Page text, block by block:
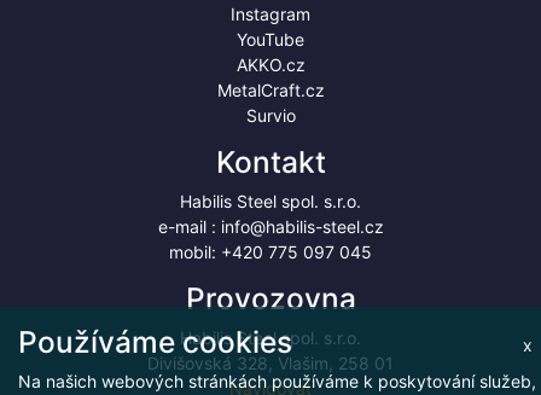
Instagram
YouTube
AKKO.cz
MetalCraft.cz
Survio
Kontakt
Habilis Steel spol. s.r.o.
e-mail : info@habilis-steel.cz
mobil: +420 775 097 045
Provozovna
Habilis Steel spol. s.r.o.
Divišovská 328, Vlašim, 258 01
Navigovat
x
Používáme cookies
Na našich webových stránkách používáme k poskytování služeb,